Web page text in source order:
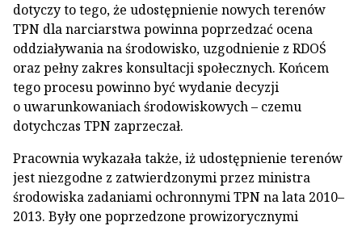
dotyczy to tego, że udostępnienie nowych terenów
TPN dla narciarstwa powinna poprzedzać ocena
oddziaływania na środowisko, uzgodnienie z RDOŚ
oraz pełny zakres konsultacji społecznych. Końcem
tego procesu powinno być wydanie decyzji
o uwarunkowaniach środowiskowych – czemu
dotychczas TPN zaprzeczał.
Pracownia wykazała także, iż udostępnienie terenów
jest niezgodne z zatwierdzonymi przez ministra
środowiska zadaniami ochronnymi TPN na lata 2010–
2013. Były one poprzedzone prowizorycznymi